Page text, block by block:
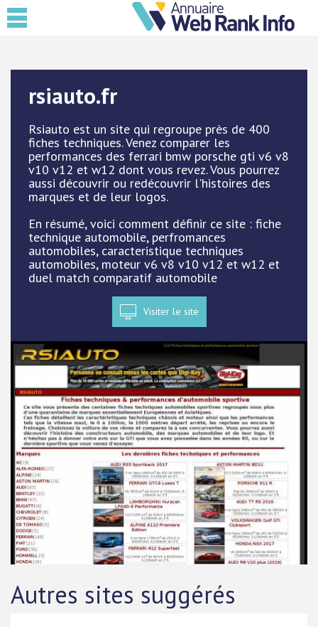
rsiauto.fr
Rsiauto est un site qui regroupe près de 400
fiches techniques. Venez comparer les
performances des ferrari bmw porsche gti v6 v8
v10 v12 et w12 dont vous revez. Vous pourrez
aussi découvrir ou redécouvrir l'histoires des
marques et de leur logos.
En résumé, voici comment définir ce site : fiche
technique automobile, perfromances
automobiles, caracteristique techniques
automobiles, moteur v6 v8 v10 v12 et w12 et
duel match comparatif automobile
Visiter le site
Autres sites suggérés